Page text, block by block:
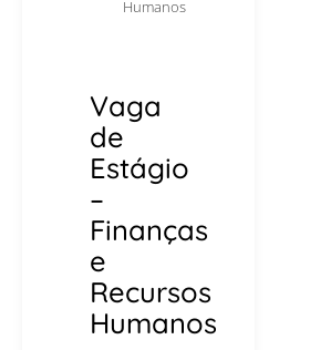
Humanos
Vaga
de
Estágio
–
Finanças
e
Recursos
Humanos